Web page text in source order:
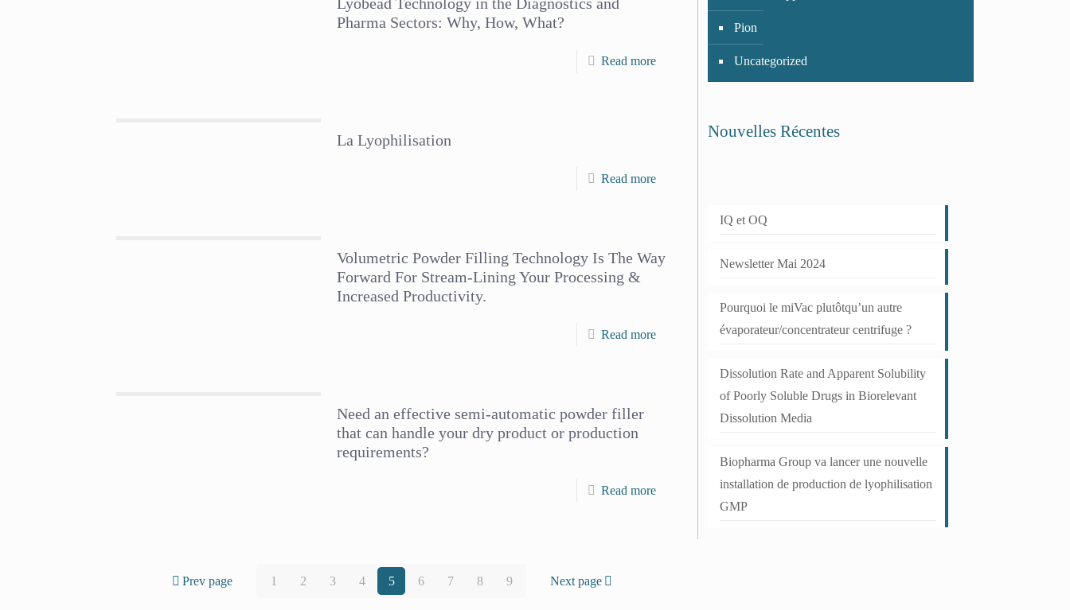
Pharma Sectors: Why, How, What?
Read more
La Lyophilisation
Read more
Volumetric Powder Filling Technology Is The Way
Forward For Stream-Lining Your Processing &
Increased Productivity.
Read more
Need an effective semi-automatic powder filler
that can handle your dry product or production
requirements?
Read more
Prev page 1 2 3 4 5 6 7 8 9 Next page
Pion
Uncategorized
Nouvelles Récentes
IQ et OQ
Newsletter Mai 2024
Pourquoi le miVac plutôtqu’un autre
évaporateur/concentrateur centrifuge ?
Dissolution Rate and Apparent Solubility
of Poorly Soluble Drugs in Biorelevant
Dissolution Media
Biopharma Group va lancer une nouvelle
installation de production de lyophilisation
GMP